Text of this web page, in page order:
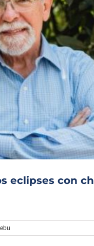
eclipses con